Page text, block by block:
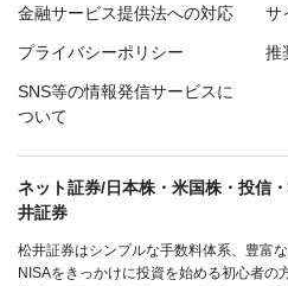
金融サービス提供法への対応 サ
プライバシーポリシー 推
SNS等の情報発信サービスに
ついて
ネット証券/日本株・米国株・投信
井証券
松井証券はシンプルな手数料体系、豊富
NISAをきっかけに投資を始める初心者の